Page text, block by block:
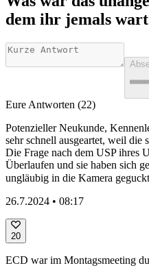
dem ihr jemals
Eure Antworten (22)
Potenzieller Neukunde,
sehr schnell ausgeartet, weil die
Die Frage nach dem USP ihres
Überlaufen und sie haben sich
ungläubig in die Kamera
26.7.2024 • 08:17
20
ECD war im Montagsmeeting